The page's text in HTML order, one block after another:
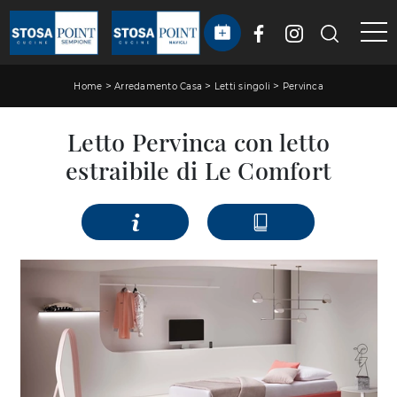
Home > Arredamento Casa > Letti singoli > Pervinca
Letto Pervinca con letto
estraibile di Le Comfort